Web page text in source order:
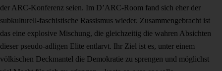
der ARC-Konferenz seien. Im D’ARC-Room fand sich eher der
subkulturell-faschistische Rassismus wieder. Zusammengebracht ist
das eine explosive Mischung, die gleichzeitig die wahren Absichten
dieser pseudo-adligen Elite entlarvt. Ihr Ziel ist es, unter einem
völkischen Deckmantel die Demokratie zu sprengen und möglichst